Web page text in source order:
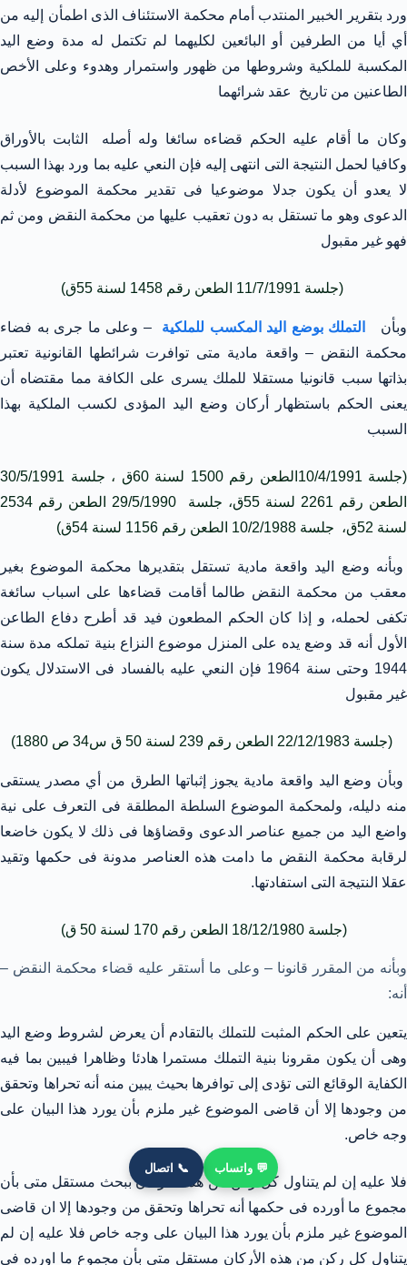
ورد بتقرير الخبير المنتدب أمام محكمة الاستئناف الذى اطمأن إليه من
أي أيا من الطرفين أو البائعين لكليهما لم تكتمل له مدة وضع اليد
المكسبة للملكية وشروطها من ظهور واستمرار وهدوء وعلى الأخص
الطاعنين من تاريخ عقد شرائهما
وكان ما أقام عليه الحكم قضاءه سائغا وله أصله الثابت بالأوراق
وكافيا لحمل النتيجة التى انتهى إليه فإن النعي عليه بما ورد بهذا السبب
لا يعدو أن يكون جدلا موضوعيا فى تقدير محكمة الموضوع لأدلة
الدعوى وهو ما تستقل به دون تعقيب عليها من محكمة النقض ومن ثم
فهو غير مقبول
(جلسة 11/7/1991 الطعن رقم 1458 لسنة 55ق)
وبأن التملك بوضع اليد المكسب للملكية
– وعلى ما جرى به فضاء
محكمة النقض – واقعة مادية متى توافرت شرائطها القانونية تعتبر
بذاتها سبب قانونيا مستقلا للملك يسرى على الكافة مما مقتضاه أن
يعنى الحكم باستظهار أركان وضع اليد المؤدى لكسب الملكية بهذا
السبب
(جلسة 10/4/1991الطعن رقم 1500 لسنة 60ق ، جلسة 30/5/1991
الطعن رقم 2261 لسنة 55ق، جلسة 29/5/1990 الطعن رقم 2534
لسنة 52ق، جلسة 10/2/1988 الطعن رقم 1156 لسنة 54ق)
وبأنه وضع اليد واقعة مادية تستقل بتقديرها محكمة الموضوع بغير
معقب من محكمة النقض طالما أقامت قضاءها على اسباب سائغة
تكفى لحمله، و إذا كان الحكم المطعون فيد قد أطرح دفاع الطاعن
الأول أنه قد وضع يده على المنزل موضوع النزاع بنية تملكه مدة سنة
1944 وحتى سنة 1964 فإن النعي عليه بالفساد فى الاستدلال يكون
غير مقبول
(جلسة 22/12/1983 الطعن رقم 239 لسنة 50 ق س34 ص 1880)
وبأن وضع اليد واقعة مادية يجوز إثباتها الطرق من أي مصدر يستقى
منه دليله، ولمحكمة الموضوع السلطة المطلقة فى التعرف على نية
واضع اليد من جميع عناصر الدعوى وقضاؤها فى ذلك لا يكون خاضعا
لرقابة محكمة النقض ما دامت هذه العناصر مدونة فى حكمها وتقيد
عقلا النتيجة التى استفادتها.
(جلسة 18/12/1980 الطعن رقم 170 لسنة 50 ق)
وبأنه من المقرر قانونا – وعلى ما أستقر عليه قضاء محكمة النقض –
أنه:
يتعين على الحكم المثبت للتملك بالتقادم أن يعرض لشروط وضع اليد
وهى أن يكون مقرونا بنية التملك مستمرا هادئا وظاهرا فيبين بما فيه
الكفاية الوقائع التى تؤدى إلى توافرها بحيث يبين منه أنه تحراها وتحقق
من وجودها إلا أن قاضى الموضوع غير ملزم بأن يورد هذا البيان على
وجه خاص.
فلا عليه إن لم يتناول كل ركن من هذه الأركان ببحث مستقل متى بأن
مجموع ما أورده فى حكمها أنه تحراها وتحقق من وجودها إلا ان قاضى
الموضوع غير ملزم بأن يورد هذا البيان على وجه خاص فلا عليه إن لم
يتناول كل ركن من هذه الأركان مستقل متى بأن مجموع ما اورده فى
💬 واتساب 📞 اتصال